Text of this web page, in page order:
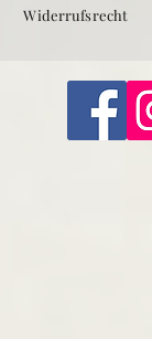
Widerrufsrecht